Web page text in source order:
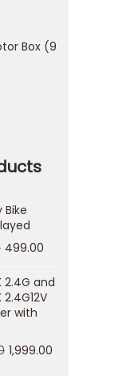
Box 9
Bike
499.00
2.4G and
2.4G12V
with
1,999.00